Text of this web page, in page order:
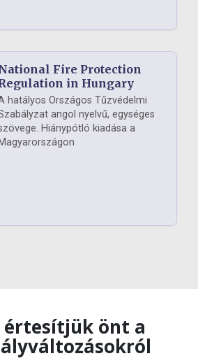
Fire Protection
in Hungary
hatályos Országos Tűzvédelmi
angol nyelvű, egységes
Hiánypótló kiadása a
Magyarországon
értesítjük önt a